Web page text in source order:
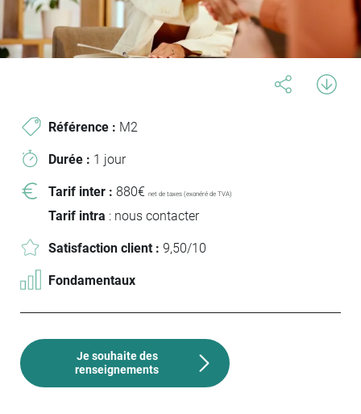
Référence : M2
Durée : 1 jour
Tarif inter : 880€ net de taxes (exonéré de TVA)
Tarif intra : nous contacter
Satisfaction client : 9,50/10
Fondamentaux
Je souhaite des
renseignements